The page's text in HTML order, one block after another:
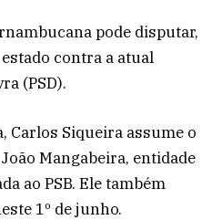
pode disputar,
contra a atual
(PSD).
Carlos Siqueira assume o
Mangabeira, entidade
ao PSB. Ele também
1º de junho.